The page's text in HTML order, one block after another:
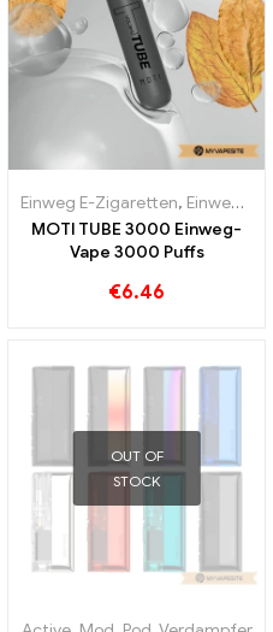
Einweg E-Zigaretten, Einweg-E-Zigaretten Österreich
MOTI TUBE 3000 Einweg-
Vape 3000 Puffs
€6.46
OUT OF
STOCK